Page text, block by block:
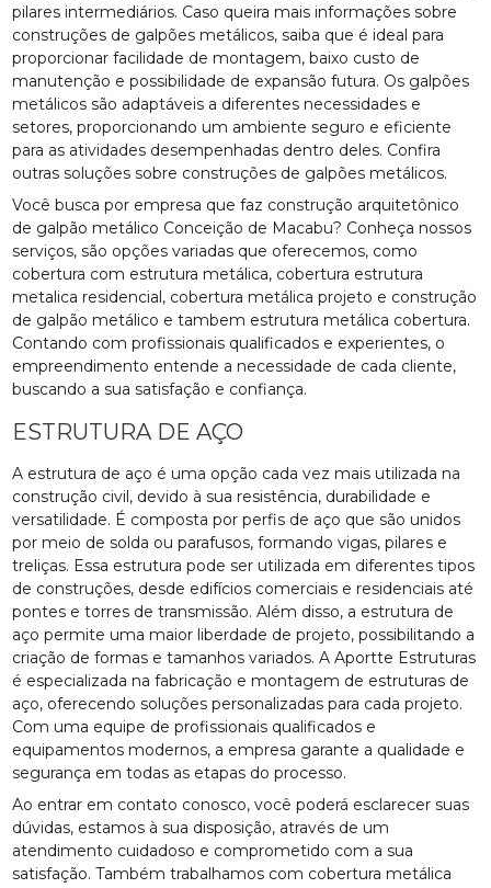
pilares intermediários. Caso queira mais informações sobre
construções de galpões metálicos, saiba que é ideal para
proporcionar facilidade de montagem, baixo custo de
manutenção e possibilidade de expansão futura. Os galpões
metálicos são adaptáveis a diferentes necessidades e
setores, proporcionando um ambiente seguro e eficiente
para as atividades desempenhadas dentro deles. Confira
outras soluções sobre construções de galpões metálicos.
Você busca por empresa que faz construção arquitetônico
de galpão metálico Conceição de Macabu? Conheça nossos
serviços, são opções variadas que oferecemos, como
cobertura com estrutura metálica, cobertura estrutura
metalica residencial, cobertura metálica projeto e construção
de galpão metálico e tambem estrutura metálica cobertura.
Contando com profissionais qualificados e experientes, o
empreendimento entende a necessidade de cada cliente,
buscando a sua satisfação e confiança.
ESTRUTURA DE AÇO
A estrutura de aço é uma opção cada vez mais utilizada na
construção civil, devido à sua resistência, durabilidade e
versatilidade. É composta por perfis de aço que são unidos
por meio de solda ou parafusos, formando vigas, pilares e
treliças. Essa estrutura pode ser utilizada em diferentes tipos
de construções, desde edifícios comerciais e residenciais até
pontes e torres de transmissão. Além disso, a estrutura de
aço permite uma maior liberdade de projeto, possibilitando a
criação de formas e tamanhos variados. A Aportte Estruturas
é especializada na fabricação e montagem de estruturas de
aço, oferecendo soluções personalizadas para cada projeto.
Com uma equipe de profissionais qualificados e
equipamentos modernos, a empresa garante a qualidade e
segurança em todas as etapas do processo.
Ao entrar em contato conosco, você poderá esclarecer suas
dúvidas, estamos à sua disposição, através de um
atendimento cuidadoso e comprometido com a sua
satisfação. Também trabalhamos com cobertura metálica